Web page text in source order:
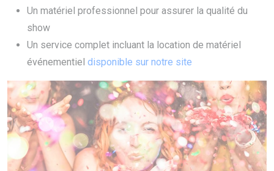
Un matériel professionnel pour assurer la qualité du
show
Un service complet incluant la location de matériel
événementiel disponible sur notre site